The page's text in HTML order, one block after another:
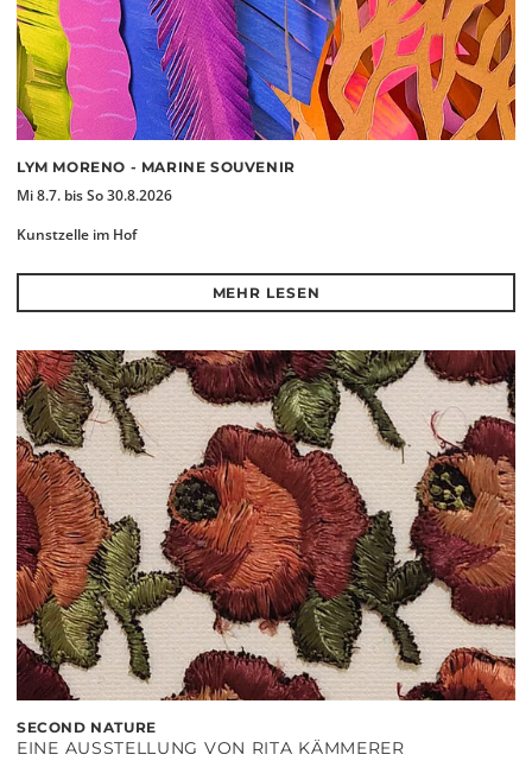
LYM MORENO - MARINE SOUVENIR
Mi 8.7. bis So 30.8.2026
Kunstzelle im Hof
MEHR LESEN
SECOND NATURE
EINE AUSSTELLUNG VON RITA KÄMMERER